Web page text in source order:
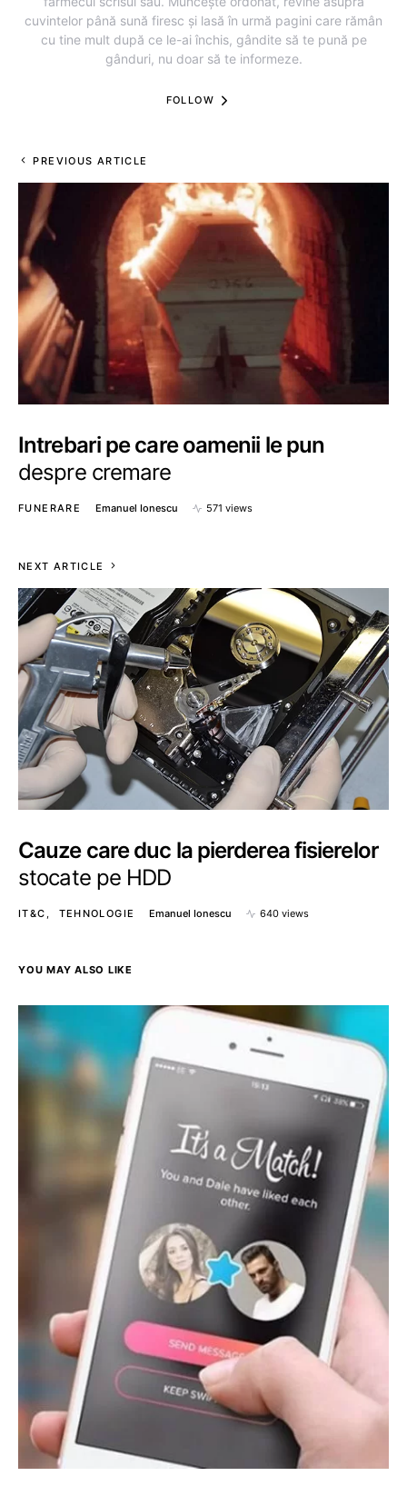
cuvintelor până sună firesc și lasă în urmă pagini care rămân
cu tine mult după ce le-ai închis, gândite să te pună pe
gânduri, nu doar să te informeze.
FOLLOW
PREVIOUS ARTICLE
Intrebari pe care oamenii le pun
despre cremare
FUNERARE Emanuel Ionescu 571 views
NEXT ARTICLE
Cauze care duc la pierderea fisierelor
stocate pe HDD
IT&C TEHNOLOGIE Emanuel Ionescu 640 views
YOU MAY ALSO LIKE